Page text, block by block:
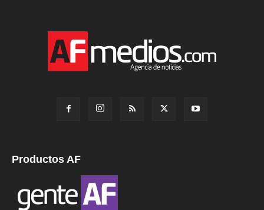
Productos AF